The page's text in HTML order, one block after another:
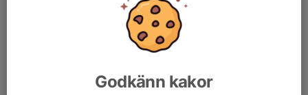
Godkänn kakor